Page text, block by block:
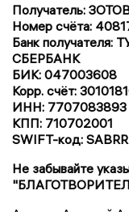
Получатель:
Номер счёта:
Банк
СБЕРБАНК
БИК: 047003608
Корр. счёт:
ИНН: 7707083893
КПП: 710702001
SWIFT-код:
Не забывайте